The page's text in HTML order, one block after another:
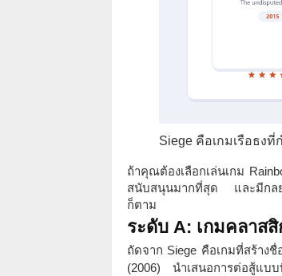
Siege คือเกมเรือธง
ถ้าคุณต้องเลือกเล่นเกม
สนับสนุนมากที่สุด และมีกลยุ
ก็ตาม
ระดับ A: เกมคลาส
ถัดจาก Siege คือเกมที่สร้าง
(2006) นำเสนอการต่อสู้แบ